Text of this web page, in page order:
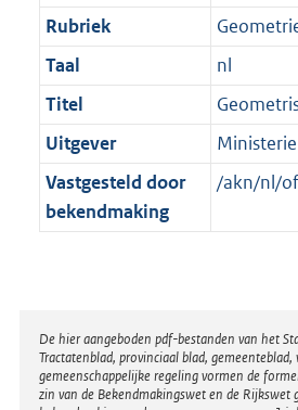
Rubriek
Taal
nl
Titel
Uitgever
Vastgesteld door
bekendmaking
/akn/nl/
Disclaimer
De hier aangeboden pdf-bestanden van het
Tractatenblad, provinciaal blad,
gemeenschappelijke regeling vormen de
zin van de Bekendmakingswet en de Rijkswet